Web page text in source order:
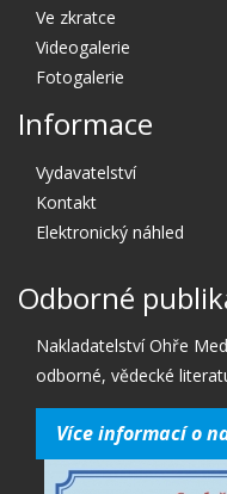
Ve zkratce
Videogalerie
Fotogalerie
Informace
Vydavatelství
Kontakt
Elektronický náhled
Odborné
Nakladatelství Ohře
odborné, vědecké
Více informací o